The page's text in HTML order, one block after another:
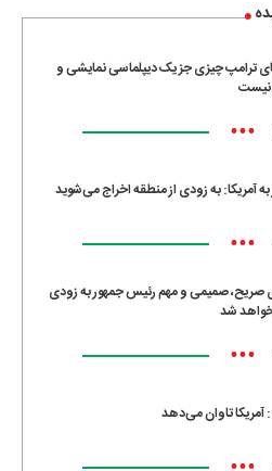
ترامپ چیزی جز یک دیپلماسی نمایشی و
نیست
•••
آمریکا: به زودی از منطقه اخراج می‌شوید
•••
صریح، صمیمی و مهم رئیس جمهور به زودی
شد
•••
آمریکا تاوان می‌دهد